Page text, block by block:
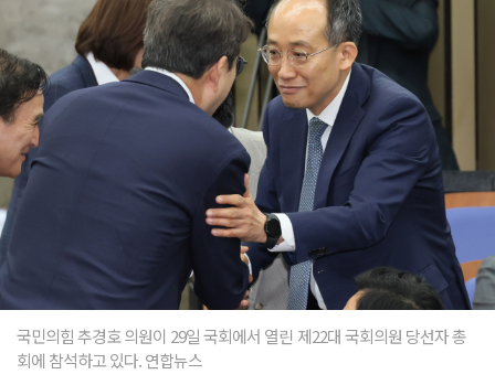
국민의힘 추경호 의원이 29일 국회에서 열린 제22대 국회의원 당선자 총
회에 참석하고 있다. 연합뉴스